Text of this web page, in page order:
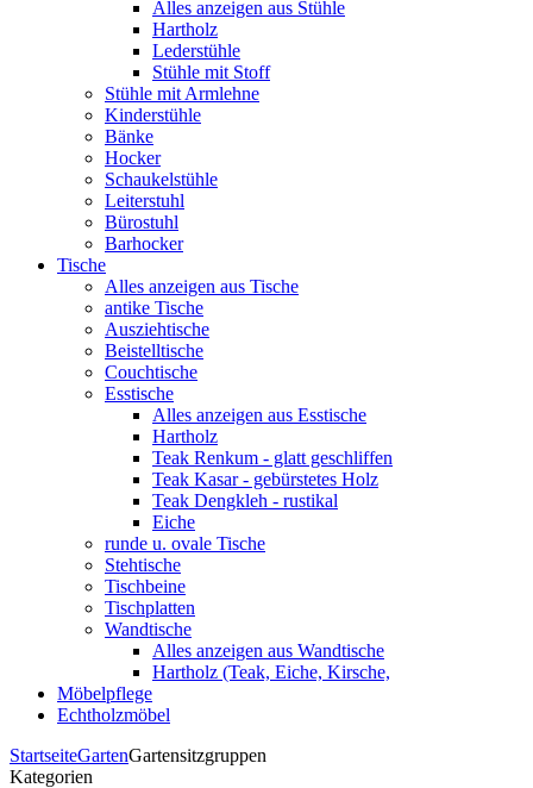
Alles anzeigen aus Stühle
Hartholz
Lederstühle
Stühle mit Stoff
Stühle mit Armlehne
Kinderstühle
Bänke
Hocker
Schaukelstühle
Leiterstuhl
Bürostuhl
Barhocker
Tische
Alles anzeigen aus Tische
antike Tische
Ausziehtische
Beistelltische
Couchtische
Esstische
Alles anzeigen aus Esstische
Hartholz
Teak Renkum - glatt geschliffen
Teak Kasar - gebürstetes Holz
Teak Dengkleh - rustikal
Eiche
runde u. ovale Tische
Stehtische
Tischbeine
Tischplatten
Wandtische
Alles anzeigen aus Wandtische
Hartholz (Teak, Eiche, Kirsche,
Möbelpflege
Echtholzmöbel
StartseiteGartenGartensitzgruppen
Kategorien